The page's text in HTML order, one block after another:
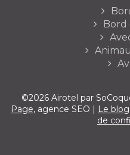
Bord
©2026 Airotel par
Page, agence SEO | Le blog
de